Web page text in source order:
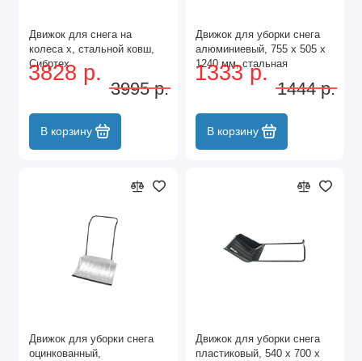
Движок для снега на
колеса х, стальной ковш,
Сибртех
3828 р.
3995 р.
В корзину
Движок для уборки снега
алюминиевый, 755 х 505 х
1240 мм, стальная
рукоятка, Сибртех
1333 р.
1444 р.
В корзину
Движок для уборки снега
оцинкованный,
Движок для уборки снега
пластиковый, 540 х 700 х